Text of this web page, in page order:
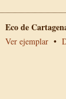
Eco de
Ver ejemplar •